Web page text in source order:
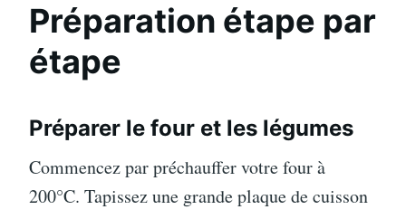
Préparation étape par
étape
Préparer le four et les légumes
Commencez par préchauffer votre four à
200°C. Tapissez une grande plaque de cuisson